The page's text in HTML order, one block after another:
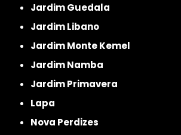
Jardim Guedala
Jardim Libano
Jardim Monte Kemel
Jardim Namba
Jardim Primavera
Lapa
Nova Perdizes